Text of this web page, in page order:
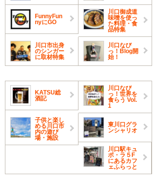
FunnyFun
nyにGO
川口御成道
味噌を使っ
た料理・食
品特集
川口市出身
のシンガー
に取材特集
川口なび
っ！Blog開
始！
KATSU総
酒記
川口なび
っ！世界を
食らう Vol.
1
子供と楽し
める川口市
内の遊び
場・施設
東川口グラ
ンシャリオ
川口駅キュ
ポ・ラ５F
にあるカフ
ェふらっと